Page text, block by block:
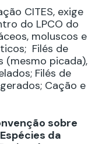
CITES, exige
do LPCO do
moluscos e
Filés de
(mesmo picada),
Filés de
Cação e
sobre
da